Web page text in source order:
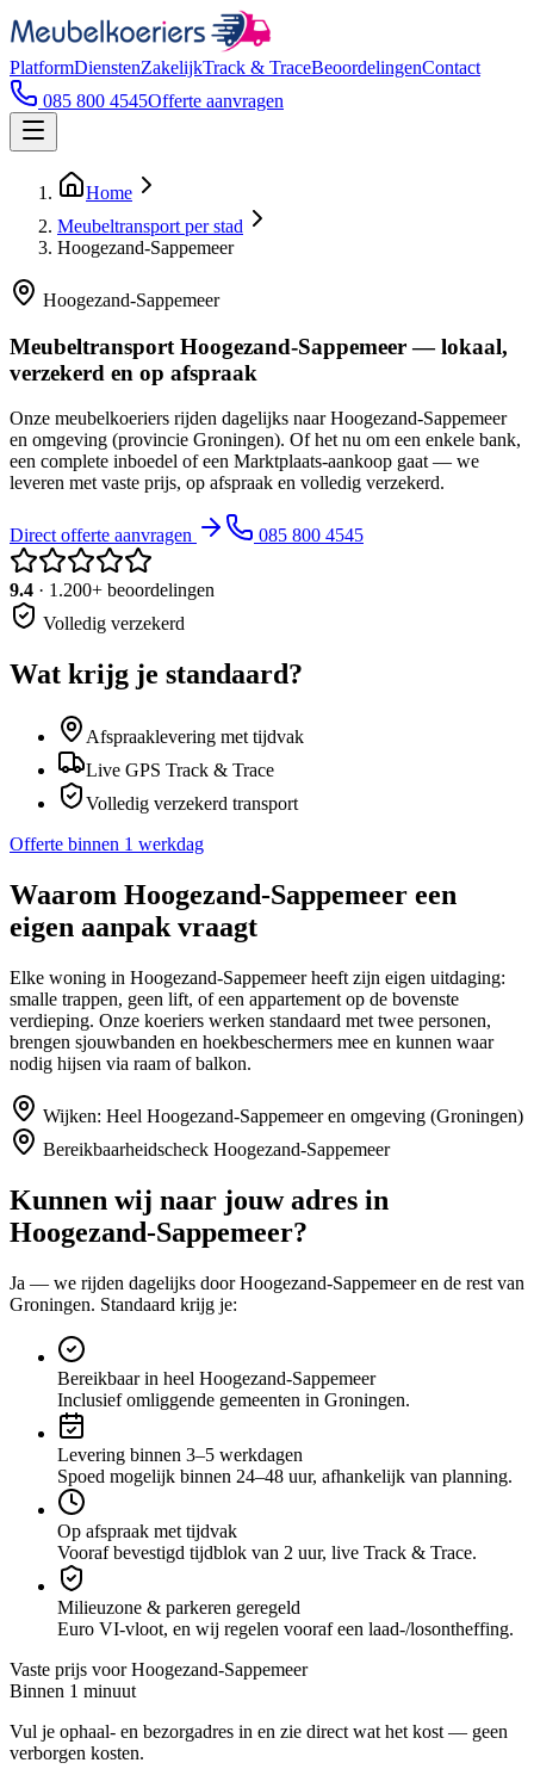
PlatformDienstenZakelijkTrack & TraceBeoordelingenContact
085 800 4545Offerte aanvragen
Home
Meubeltransport per stad
Hoogezand-Sappemeer
Hoogezand-Sappemeer
Meubeltransport Hoogezand-Sappemeer — lokaal,
verzekerd en op afspraak
Onze meubelkoeriers rijden dagelijks naar Hoogezand-Sappemeer
en omgeving (provincie Groningen). Of het nu om een enkele bank,
een complete inboedel of een Marktplaats-aankoop gaat — we
leveren met vaste prijs, op afspraak en volledig verzekerd.
Direct offerte aanvragen 085 800 4545
9.4 · 1.200+ beoordelingen
Volledig verzekerd
Wat krijg je standaard?
Afspraaklevering met tijdvak
Live GPS Track & Trace
Volledig verzekerd transport
Offerte binnen 1 werkdag
Waarom Hoogezand-Sappemeer een
eigen aanpak vraagt
Elke woning in Hoogezand-Sappemeer heeft zijn eigen uitdaging:
smalle trappen, geen lift, of een appartement op de bovenste
verdieping. Onze koeriers werken standaard met twee personen,
brengen sjouwbanden en hoekbeschermers mee en kunnen waar
nodig hijsen via raam of balkon.
Wijken: Heel Hoogezand-Sappemeer en omgeving (Groningen)
Bereikbaarheidscheck Hoogezand-Sappemeer
Kunnen wij naar jouw adres in
Hoogezand-Sappemeer?
Ja — we rijden dagelijks doorHoogezand-Sappemeeren de rest van
Groningen. Standaard krijg je:
Bereikbaar in heel Hoogezand-Sappemeer
Inclusief omliggende gemeenten in Groningen.
Levering binnen 3–5 werkdagen
Spoed mogelijk binnen 24–48 uur, afhankelijk van planning.
Op afspraak met tijdvak
Vooraf bevestigd tijdblok van 2 uur, live Track & Trace.
Milieuzone & parkeren geregeld
Euro VI-vloot, en wij regelen vooraf een laad-/losontheffing.
Vaste prijs voorHoogezand-Sappemeer
Binnen 1 minuut
Vul je ophaal- en bezorgadres in en zie direct wat het kost — geen
verborgen kosten.